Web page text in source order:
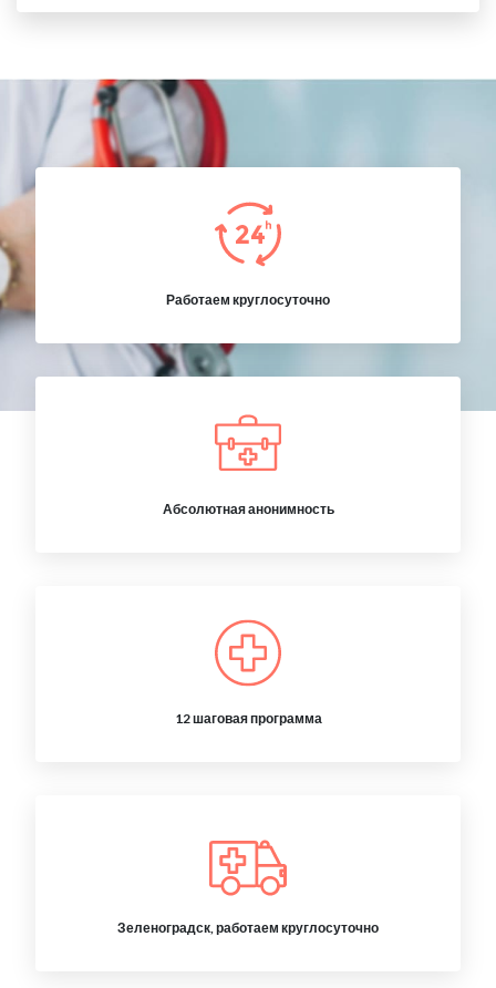
Работаем круглосуточно
Абсолютная анонимность
12 шаговая программа
Зеленоградск, работаем круглосуточно